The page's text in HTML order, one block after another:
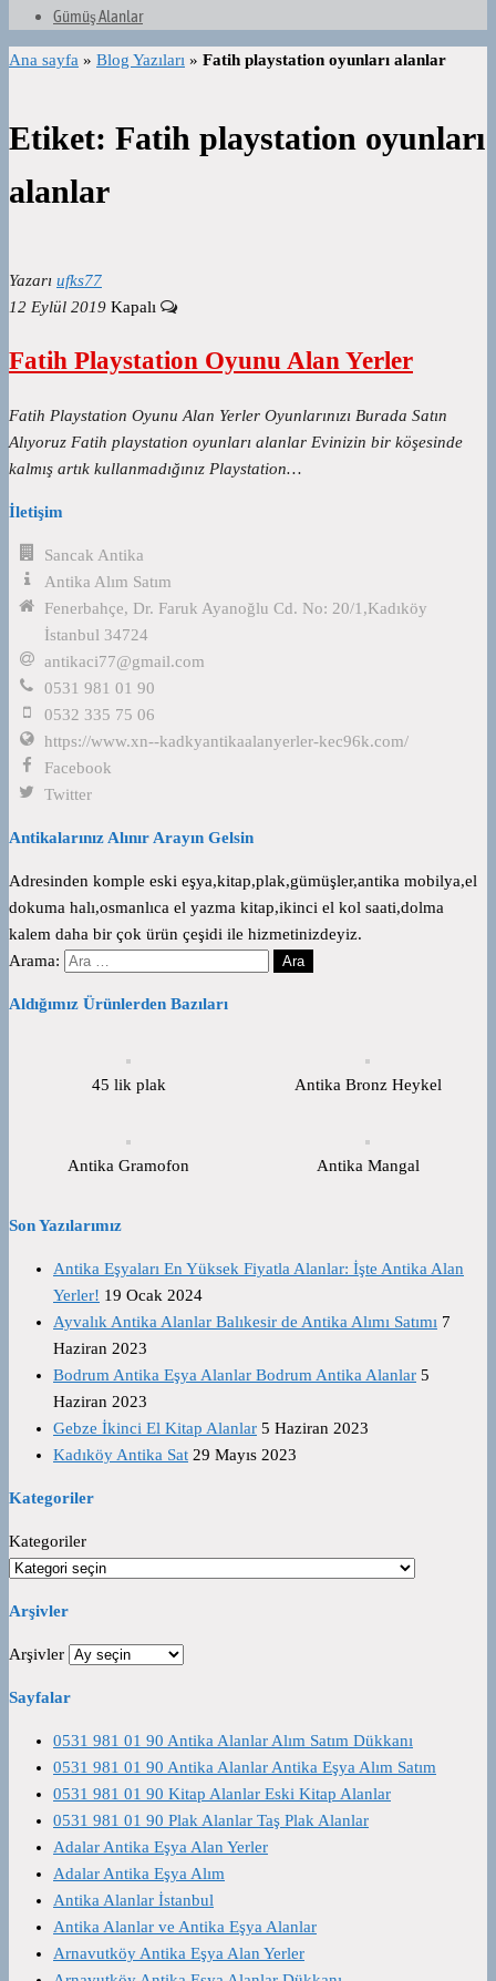
Gümüş Alanlar
Ana sayfa » Blog Yazıları » Fatih playstation oyunları alanlar
Etiket: Fatih playstation oyunları
alanlar
Yazarı ufks77
12 Eylül 2019 Kapalı
Fatih Playstation Oyunu Alan Yerler
Fatih Playstation Oyunu Alan Yerler Oyunlarınızı Burada Satın
Alıyoruz Fatih playstation oyunları alanlar Evinizin bir köşesinde
kalmış artık kullanmadığınız Playstation…
İletişim
Sancak Antika
Antika Alım Satım
Fenerbahçe, Dr. Faruk Ayanoğlu Cd. No: 20/1,Kadıköy
İstanbul 34724
antikaci77@gmail.com
0531 981 01 90
0532 335 75 06
https://www.xn--kadkyantikaalanyerler-kec96k.com/
Facebook
Twitter
Antikalarınız Alınır Arayın Gelsin
Adresinden komple eski eşya,kitap,plak,gümüşler,antika mobilya,el
dokuma halı,osmanlıca el yazma kitap,ikinci el kol saati,dolma
kalem daha bir çok ürün çeşidi ile hizmetinizdeyiz.
Arama:
Aldığımız Ürünlerden Bazıları
45 lik plak Antika Bronz Heykel
Antika Gramofon Antika Mangal
Son Yazılarımız
Antika Eşyaları En Yüksek Fiyatla Alanlar: İşte Antika Alan
Yerler! 19 Ocak 2024
Ayvalık Antika Alanlar Balıkesir de Antika Alımı Satımı 7
Haziran 2023
Bodrum Antika Eşya Alanlar Bodrum Antika Alanlar 5
Haziran 2023
Gebze İkinci El Kitap Alanlar 5 Haziran 2023
Kadıköy Antika Sat 29 Mayıs 2023
Kategoriler
Kategoriler
Arşivler
Arşivler
Sayfalar
0531 981 01 90 Antika Alanlar Alım Satım Dükkanı
0531 981 01 90 Antika Alanlar Antika Eşya Alım Satım
0531 981 01 90 Kitap Alanlar Eski Kitap Alanlar
0531 981 01 90 Plak Alanlar Taş Plak Alanlar
Adalar Antika Eşya Alan Yerler
Adalar Antika Eşya Alım
Antika Alanlar İstanbul
Antika Alanlar ve Antika Eşya Alanlar
Arnavutköy Antika Eşya Alan Yerler